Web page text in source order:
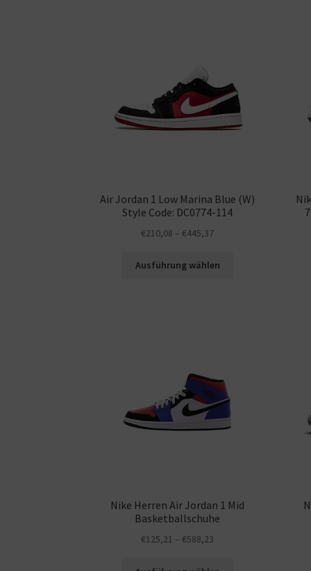
Air Jordan 1 Low Marina Blue (W)
Style Code: DC0774-114
€210,08 –€445,37
Ausführung wählen
Nike Herren Air Jordan 1 Mid
Basketballschuhe
€125,21 –€588,23